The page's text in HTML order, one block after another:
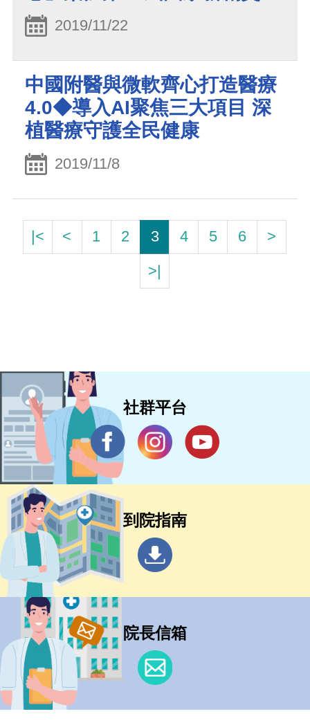
2019/11/22
中國附醫與微軟齊心打造醫療
4.0◆導入AI聚焦三大項目 深
植醫療守護全民健康
2019/11/8
|< < 1 2 3 4 5 6
>
>|
社群平台
到院指南
院長信箱